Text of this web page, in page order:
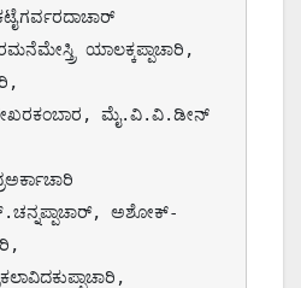
ಯಾಲಕ್ಕಪ್ಪಾಚಾರಿ,
ಮೈ.ವಿ.ವಿ.ಡೀನ್
ಅಶೋಕ್-